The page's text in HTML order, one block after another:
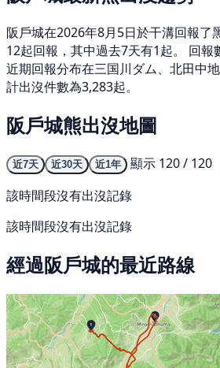
阪戶城在2026年8月5日於干溝回報了
12起回報，其中過去7天有1起。 回報
近期回報分布在三国川ダム、北田中
計出沒件數為3,283起。
阪戶城熊出沒地圖
近7天 近30天 近1年
顯示 120 / 120
該時間段沒有出沒記錄
該時間段沒有出沒記錄
經過阪戶城的最近路線